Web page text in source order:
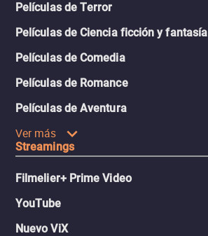
Películas de Terror
Películas de Ciencia ficción y fantasía
Películas de Comedia
Películas de Romance
Películas de Aventura
Ver más
Streamings
Filmelier+ Prime Video
YouTube
Nuevo ViX